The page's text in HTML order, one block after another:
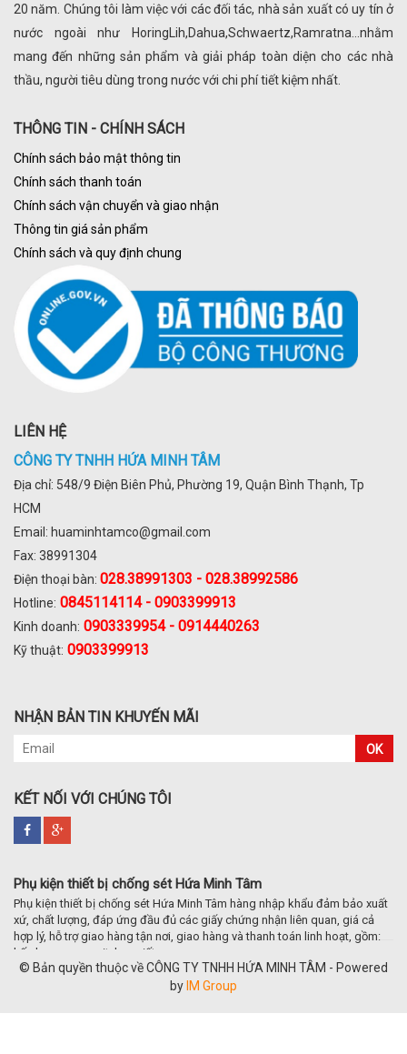
Phụ kiện thiết bị chống sét Hứa Minh Tâm
Phụ kiện thiết bị chống sét Hứa Minh Tâm hàng nhập khẩu đảm bảo xuất
xứ, chất lượng, đáp ứng đầu đủ các giấy chứng nhận liên quan, giá cả
hợp lý, hỗ trợ giao hàng tận nơi, giao hàng và thanh toán linh hoạt, gồm:
hố nhựa composit, kẹp xiết,..
20 năm. Chúng tôi làm việc với các đối tác, nhà sản xuất có uy tín ở
nước ngoài như HoringLih,Dahua,Schwaertz,Ramratna...nhằm
mang đến những sản phẩm và giải pháp toàn diện cho các nhà
thầu, người tiêu dùng trong nước với chi phí tiết kiệm nhất.
THÔNG TIN - CHÍNH SÁCH
Chính sách bảo mật thông tin
Chính sách thanh toán
Chính sách vận chuyển và giao nhận
Thông tin giá sản phẩm
Chính sách và quy định chung
LIÊN HỆ
CÔNG TY TNHH HỨA MINH TÂM
Địa chỉ: 548/9 Điện Biên Phủ, Phường 19, Quận Bình Thạnh, Tp
HCM
Email: huaminhtamco@gmail.com
Fax: 38991304
Điện thoại bàn: 028.38991303 - 028.38992586
Hotline: 0845114114 - 0903399913
Kinh doanh: 0903339954 - 0914440263
Kỹ thuật: 0903399913
NHẬN BẢN TIN KHUYẾN MÃI
OK
KẾT NỐI VỚI CHÚNG TÔI
© Bản quyền thuộc về CÔNG TY TNHH HỨA MINH TÂM - Powered
by IM Group